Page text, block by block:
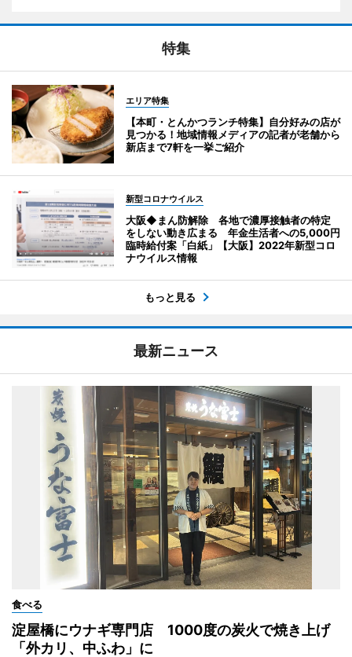
特集
エリア特集
【本町・とんかつランチ特集】自分好みの店が
見つかる！地域情報メディアの記者が老舗から
新店まで7軒を一挙ご紹介
新型コロナウイルス
大阪◆まん防解除 各地で濃厚接触者の特定
をしない動き広まる 年金生活者への5,000円
臨時給付案「白紙」【大阪】2022年新型コロ
ナウイルス情報
もっと見る
最新ニュース
食べる
淀屋橋にウナギ専門店 1000度の炭火で焼き上げ
「外カリ、中ふわ」に